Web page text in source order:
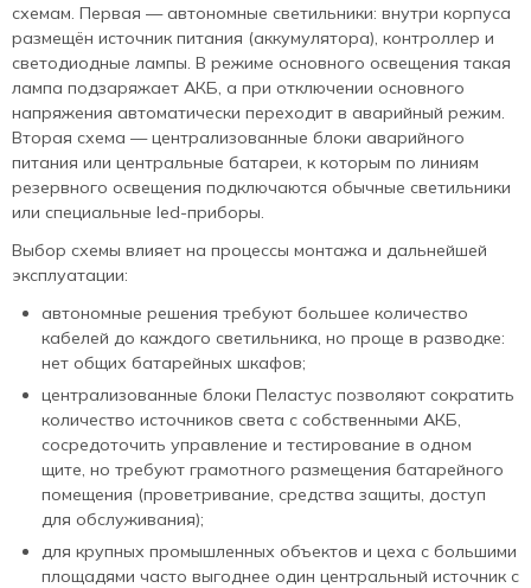
схемам. Первая — автономные светильники: внутри корпуса
размещён источник питания (аккумулятора), контроллер и
светодиодные лампы. В режиме основного освещения такая
лампа подзаряжает АКБ, а при отключении основного
напряжения автоматически переходит в аварийный режим.
Вторая схема — централизованные блоки аварийного
питания или центральные батареи, к которым по линиям
резервного освещения подключаются обычные светильники
или специальные led‑приборы.
Выбор схемы влияет на процессы монтажа и дальнейшей
эксплуатации:
автономные решения требуют большее количество
кабелей до каждого светильника, но проще в разводке:
нет общих батарейных шкафов;
централизованные блоки Пеластус позволяют сократить
количество источников света с собственными АКБ,
сосредоточить управление и тестирование в одном
щите, но требуют грамотного размещения батарейного
помещения (проветривание, средства защиты, доступ
для обслуживания);
для крупных промышленных объектов и цеха с большими
площадями часто выгоднее один центральный источник с